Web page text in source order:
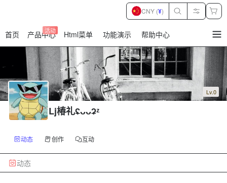
首页 产品中心
活动 Html菜单 功能演示 帮助中心
CNY (¥)
Lv.0
Lj椿礼ʢᴗᴗʡᶻ
动态 创作 互动
动态